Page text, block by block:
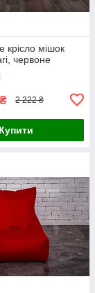
крісло мішок
червоне
₴ 2 222 ₴
Купити